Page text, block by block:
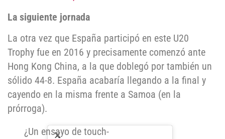
La siguiente jornada
La otra vez que España participó en este U20
Trophy fue en 2016 y precisamente comenzó ante
Hong Kong China, a la que doblegó por también un
sólido 44-8. España acabaría llegando a la final y
cayendo en la misma frente a Samoa (en la
prórroga).
¿Un ensayo de touch-